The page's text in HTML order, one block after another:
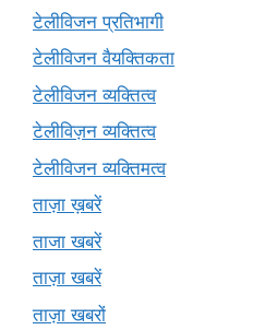
टेलीविजन प्रतिभागी
टेलीविजन वैयक्तिकता
टेलीविजन व्यक्तित्व
टेलीविज़न व्यक्तित्व
टेलीविजन व्यक्तिमत्व
ताज़ा ख़बरें
ताजा खबरें
ताज़ा खबरें
ताज़ा खबरों